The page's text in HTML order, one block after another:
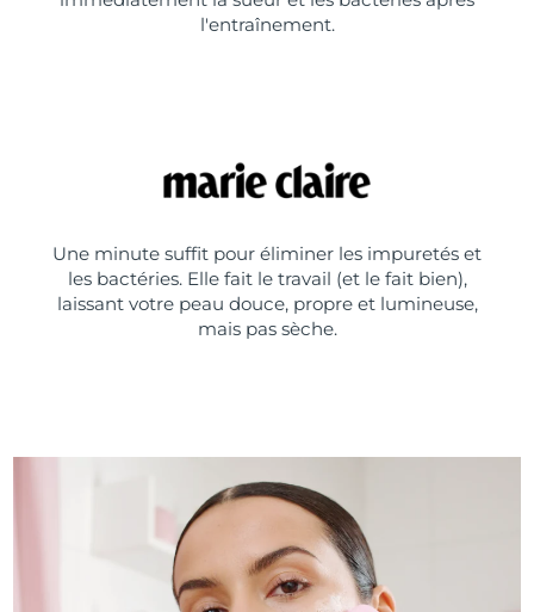
l'entraînement.
Une minute suffit pour éliminer les impuretés et
les bactéries. Elle fait le travail (et le fait bien),
laissant votre peau douce, propre et lumineuse,
mais pas sèche.